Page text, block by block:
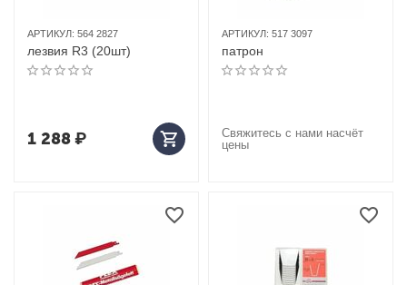
АРТИКУЛ: 564 2827
лезвия R3 (20шт)
1 288₽
АРТИКУЛ: 517 3097
патрон
Свяжитесь с нами насчёт
цены